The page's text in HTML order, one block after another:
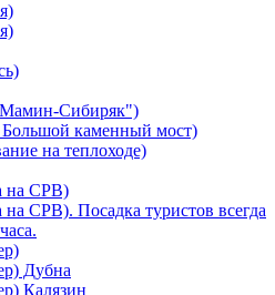
Сибиряк")
каменный мост)
на теплоходе)
на СРВ)
СРВ). Посадка туристов всегда
Дубна
Калязин